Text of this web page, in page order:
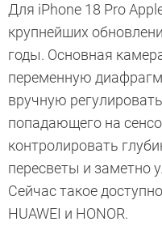
Для iPhone 18 Pro
крупнейших
годы. Основная
переменную
вручную
попадающего на
контролировать
пересветы и заметно
Сейчас такое
HUAWEI и HONOR.